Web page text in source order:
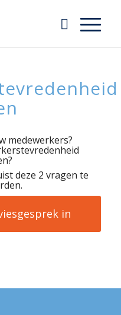
medewerkers?
deze 2 vragen te
in